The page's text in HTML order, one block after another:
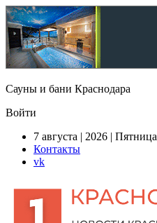
Сауны и бани Краснодара
Войти
7 августа | 2026 | Пятница
Контакты
vk